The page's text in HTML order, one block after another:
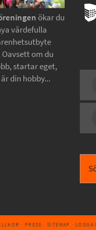
ökar du
värdefulla
om du
startar eget,
din hobby...
· PRESS · SITEMAP · LOGGA